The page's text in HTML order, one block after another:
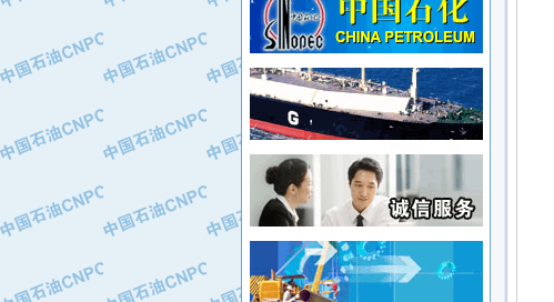
·山特电子（深圳）有限公司
·常州市中兴石油化工助剂有限公司
·姜堰市三联助剂有限公司
·四川中光高技术研究所有限责任公司
·江苏天安防雷工程有限责任公司
·自贡五洲防腐安装有限公司
·西安长庆钻宇集团咸阳石化有限公司
·新疆新冠控制系统工程有限公司
·新疆安维消防设施器材有限公司
·华北石油津工机械制造有限公司
·中国石化茂名石化分公司
·上海山武控制仪表有限公司
·上海赛科石油化工有限责任公司
·河北卓唯钢管制造有限公司
·上海高桥石化
·中国石化扬子石油化工股份有限公司
·中国石化上海石油化工股份有限公司